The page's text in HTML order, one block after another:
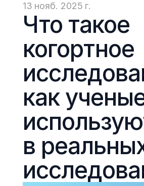
13 нояб. 2025 г.
Что такое
когортное
как
в